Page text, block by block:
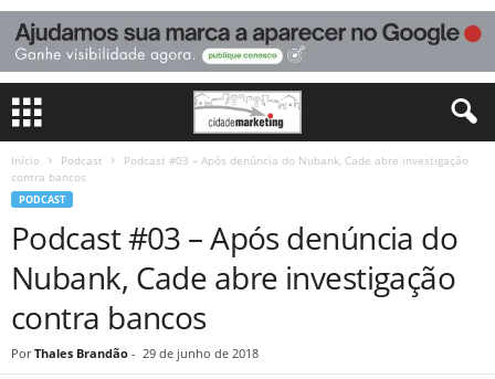
Início Podcast
Podcast #03 – Após denúncia do Nubank, Cade abre investigação
contra bancos
PODCAST
Podcast #03 – Após denúncia do
Nubank, Cade abre investigação
contra bancos
Por Thales Brandão - 29 de junho de 2018